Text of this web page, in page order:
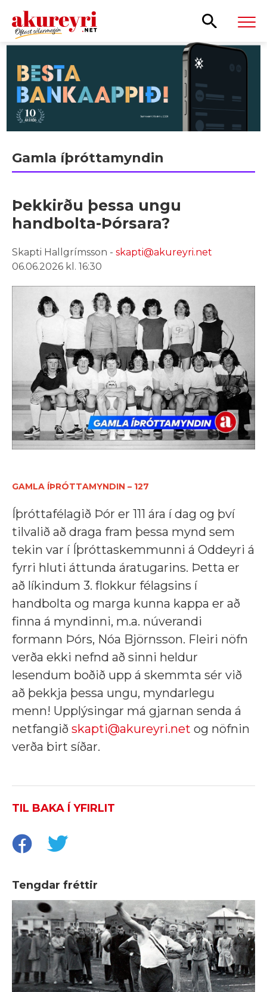
Gamla íþróttamyndin
Þekkirðu þessa ungu
handbolta-Þórsara?
Skapti Hallgrímsson - skapti@akureyri.net
06.06.2026 kl. 16:30
GAMLA ÍÞRÓTTAMYNDIN – 127
Íþróttafélagið Þór er 111 ára í dag og því
tilvalið að draga fram þessa mynd sem
tekin var í Íþróttaskemmunni á Oddeyri á
fyrri hluti áttunda áratugarins. Þetta er
að líkindum 3. flokkur félagsins í
handbolta og marga kunna kappa er að
finna á myndinni, m.a. núverandi
formann Þórs, Nóa Björnsson. Fleiri nöfn
verða ekki nefnd að sinni heldur
lesendum boðið upp á skemmta sér við
að þekkja þessa ungu, myndarlegu
menn! Upplýsingar má gjarnan senda á
netfangið skapti@akureyri.net og nöfnin
verða birt síðar.
TIL BAKA Í YFIRLIT
Tengdar fréttir